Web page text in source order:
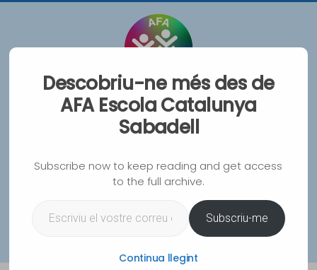
AFA Escola Catalunya
Sabadell
Associació de Famílies d'Alumnes de l'Escola
Catalunya de Sabadell
Menu
Descobriu-ne més des de
AFA Escola Catalunya
Sabadell
Subscribe now to keep reading and get access
to the full archive.
Subscriu-me
Continua llegint